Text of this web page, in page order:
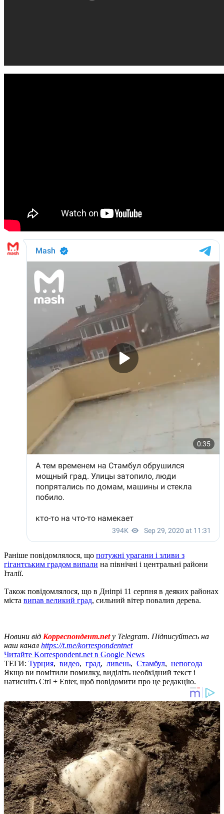
Раніше повідомлялося, що потужні урагани і зливи з
гігантським градом випали на північні і центральні райони
Італії.
Також повідомлялося, що в Дніпрі 11 серпня в деяких районах
міста випав великий град, сильний вітер повалив дерева.
Новини від Корреспондент.netу Telegram. Підписуйтесь на
наш канал https://t.me/korrespondentnet
Читайте Korrespondent.net в Google News
ТЕГИ: Турция, видео, град, ливень, Стамбул, непогода
Якщо ви помітили помилку, виділіть необхідний текст і
натисніть Ctrl + Enter, щоб повідомити про це редакцію.